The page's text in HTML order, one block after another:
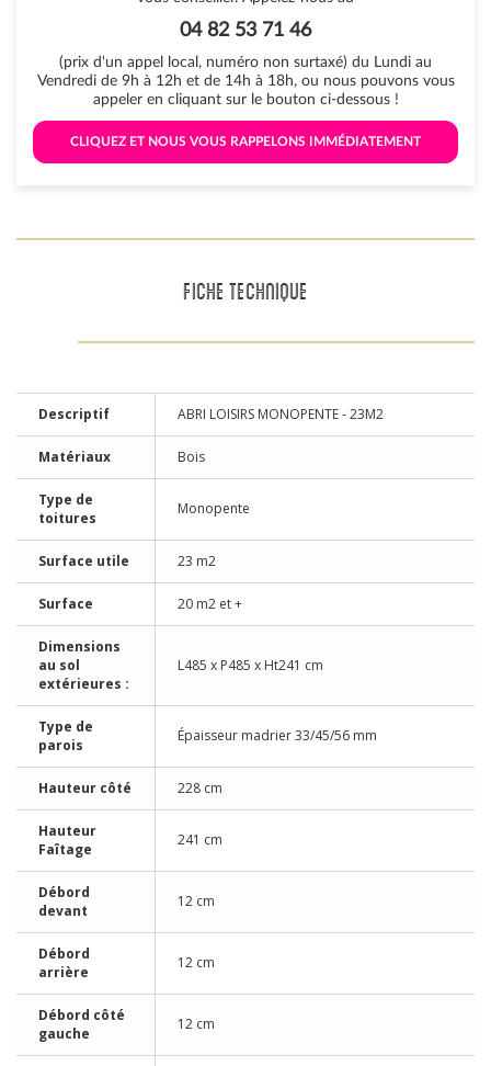
04 82 53 71 46
(prix d'un appel local, numéro non surtaxé) du Lundi au
Vendredi de 9h à 12h et de 14h à 18h, ou nous pouvons vous
appeler en cliquant sur le bouton ci-dessous !
CLIQUEZ ET NOUS VOUS RAPPELONS IMMÉDIATEMENT
FICHE TECHNIQUE
Descriptif ABRI LOISIRS MONOPENTE - 23M2
Matériaux Bois
Type de
toitures
Monopente
Surface utile 23 m2
Surface 20 m2 et +
Dimensions
au sol
extérieures :
L485 x P485 x Ht241 cm
Type de
parois
Épaisseur madrier 33/45/56 mm
Hauteur côté 228 cm
Hauteur
Faîtage
241 cm
Débord
devant
12 cm
Débord
arrière
12 cm
Débord côté
gauche
12 cm